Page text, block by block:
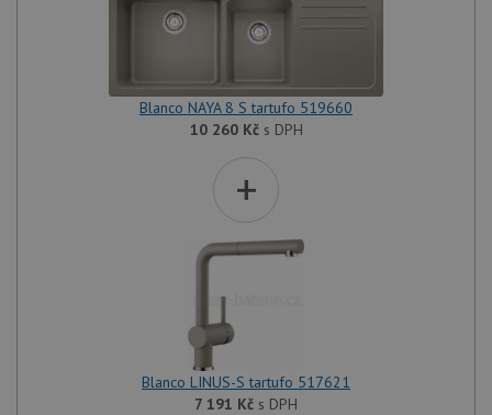
Blanco NAYA 8 S tartufo 519660
10 260 Kčs DPH
+
Blanco LINUS-S tartufo 517621
7 191 Kč s DPH